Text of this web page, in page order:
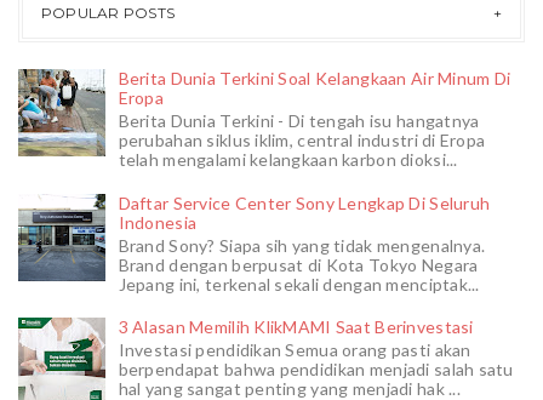
POPULAR POSTS
Berita Dunia Terkini Soal Kelangkaan Air Minum Di
Eropa
Berita Dunia Terkini - Di tengah isu hangatnya
perubahan siklus iklim, central industri di Eropa
telah mengalami kelangkaan karbon dioksi...
Daftar Service Center Sony Lengkap Di Seluruh
Indonesia
Brand Sony? Siapa sih yang tidak mengenalnya.
Brand dengan berpusat di Kota Tokyo Negara
Jepang ini, terkenal sekali dengan menciptak...
3 Alasan Memilih KlikMAMI Saat Berinvestasi
Investasi pendidikan Semua orang pasti akan
berpendapat bahwa pendidikan menjadi salah satu
hal yang sangat penting yang menjadi hak ...